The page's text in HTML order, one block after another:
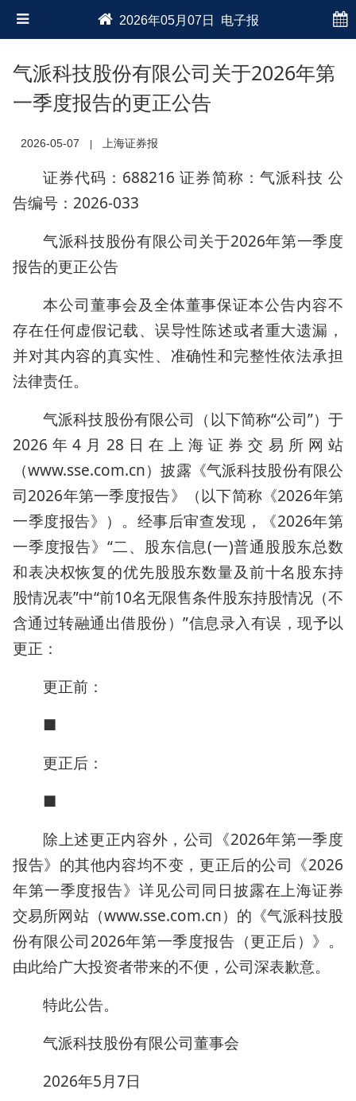
2026年05月07日 电子报
气派科技股份有限公司关于2026年第
一季度报告的更正公告
2026-05-07 上海证券报
证券代码：688216 证券简称：气派科技 公
告编号：2026-033
气派科技股份有限公司关于2026年第一季度
报告的更正公告
本公司董事会及全体董事保证本公告内容不
存在任何虚假记载、误导性陈述或者重大遗漏，
并对其内容的真实性、准确性和完整性依法承担
法律责任。
气派科技股份有限公司（以下简称“公司”）于
2026年4月28日在上海证券交易所网站
（www.sse.com.cn）披露《气派科技股份有限公
司2026年第一季度报告》（以下简称《2026年第
一季度报告》）。经事后审查发现，《2026年第
一季度报告》“二、股东信息(一)普通股股东总数
和表决权恢复的优先股股东数量及前十名股东持
股情况表”中“前10名无限售条件股东持股情况（不
含通过转融通出借股份）”信息录入有误，现予以
更正：
更正前：
■
更正后：
■
除上述更正内容外，公司《2026年第一季度
报告》的其他内容均不变，更正后的公司《2026
年第一季度报告》详见公司同日披露在上海证券
交易所网站（www.sse.com.cn）的《气派科技股
份有限公司2026年第一季度报告（更正后）》。
由此给广大投资者带来的不便，公司深表歉意。
特此公告。
气派科技股份有限公司董事会
2026年5月7日